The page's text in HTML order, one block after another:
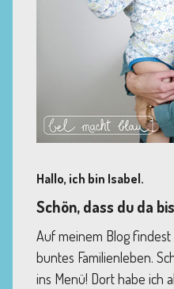
Hallo, ich bin Isabel.
Schön, dass du da
Auf meinem Blog
buntes Familienleben.
ins Menü! Dort habe ich